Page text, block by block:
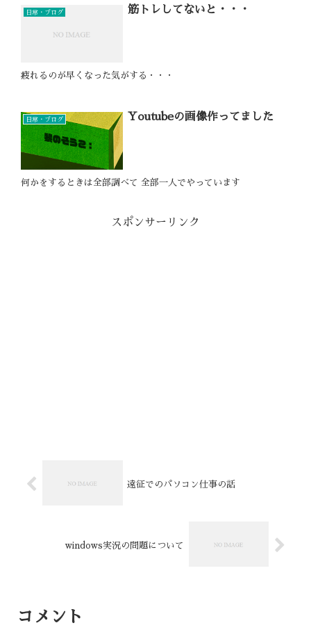
日常・ブログ 筋トレしてないと・・・
疲れるのが早くなった気がする・・・
日常・ブログ Youtubeの画像作ってました
何かをするときは全部調べて 全部一人でやっています
スポンサーリンク
遠征でのパソコン仕事の話
windows実況の問題について
コメント